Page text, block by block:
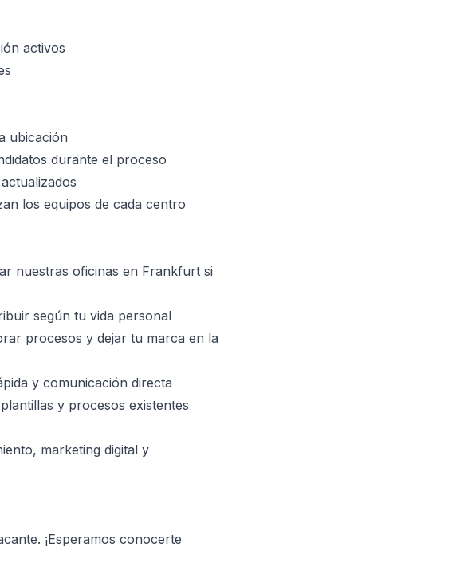
activos
ubicación
durante el proceso
los equipos de cada centro
nuestras oficinas en Frankfurt si
según tu vida personal
procesos y dejar tu marca en la
y comunicación directa
y procesos existentes
marketing digital y
¡Esperamos conocerte